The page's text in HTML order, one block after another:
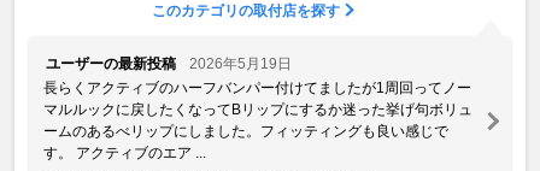
このカテゴリの取付店を探す
ユーザーの最新投稿
2026年5月19日
長らくアクティブのハーフバンパー付けてましたが1周回ってノー
マルルックに戻したくなってBリップにするか迷った挙げ句ボリュ
ームのあるべリップにしました。フィッティングも良い感じで
す。 アクティブのエア ...